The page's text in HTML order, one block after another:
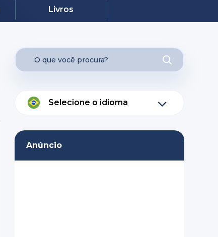
Livros
Selecione o idioma
Anúncio